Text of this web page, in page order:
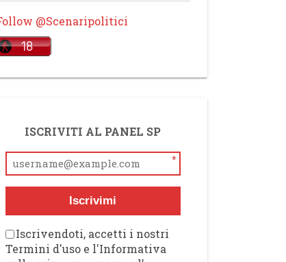
@Scenaripolitici
ISCRIVITI AL PANEL SP
*
Iscrivimi
Iscrivendoti, accetti i nostri
Termini d'uso e l'Informativa